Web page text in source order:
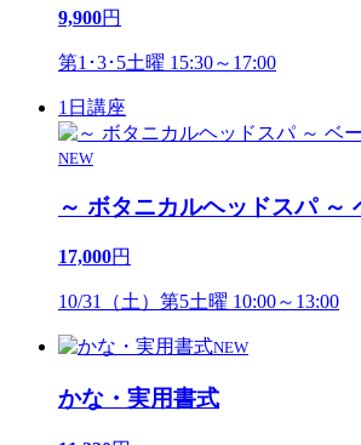
9,900円
第1･3･5土曜 15:30～17:00
1日講座
NEW
～ ボタニカルヘッドスパ ～
17,000円
10/31（土）第5土曜 10:00～13:00
NEW
かな・実用書式